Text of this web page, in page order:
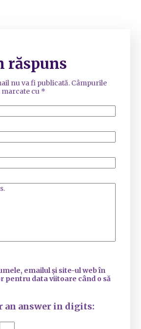
răspuns
nu va fi publicată. Câmpurile
cu *
emailul și site-ul web în
pentru data viitoare când o să
an answer in digits: